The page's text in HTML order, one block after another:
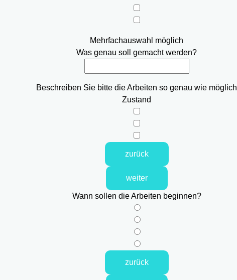
Mehrfachauswahl möglich
Was genau soll gemacht werden?
Beschreiben Sie bitte die Arbeiten so genau wie möglich
Zustand
zurück
weiter
Wann sollen die Arbeiten beginnen?
zurück